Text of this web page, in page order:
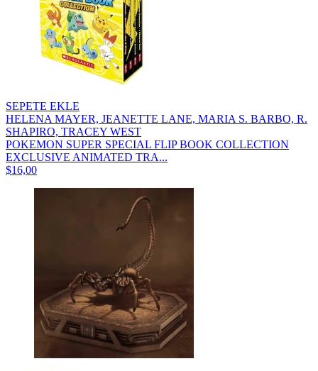
SEPETE EKLE
HELENA MAYER, JEANETTE LANE, MARIA S. BARBO, R.
SHAPIRO, TRACEY WEST
POKEMON SUPER SPECIAL FLIP BOOK COLLECTION
EXCLUSIVE ANIMATED TRA...
$16,00